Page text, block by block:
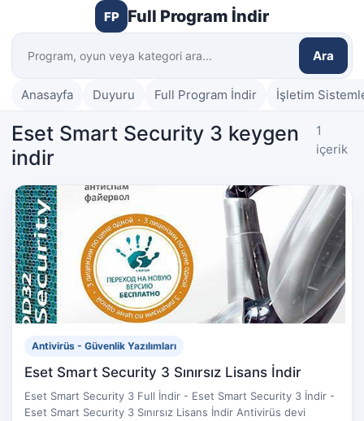
FP Full Program İndir
Ara
Anasayfa Duyuru Full Program İndir İşletim
Eset Smart Security 3 keygen
indir
1
içerik
Antivirüs - Güvenlik Yazılımları
Eset Smart Security 3 Sınırsız Lisans İndir
Eset Smart Security 3 Full İndir - Eset Smart Security 3 İndir -
Eset Smart Security 3 Sınırsız Lisans İndir Antivirüs devi